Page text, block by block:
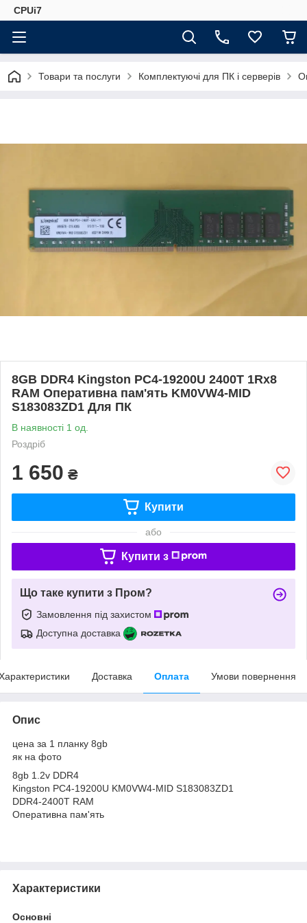
CPUi7
Товари та послуги Комплектуючі для ПК і серверів
8GB DDR4 Kingston PC4-19200U 2400T 1Rx8
RAM Оперативна пам'ять KM0VW4-MID
S183083ZD1 Для ПК
В наявності 1 од.
Роздріб
1 650 ₴
Купити
або
Купити з
Що таке купити з Пром?
Замовлення під захистом
Доступна доставка
Доставка Оплата Умови повернення
Опис
цена за 1 планку 8gb
як на фото
8gb 1.2v DDR4
Kingston PC4-19200U KM0VW4-MID S183083ZD1
DDR4-2400T RAM
Оперативна пам'ять
Характеристики
Основні